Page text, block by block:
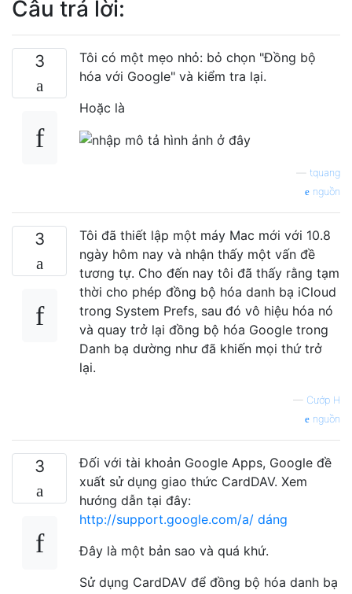
Câu trả lời:
3
Tôi có một mẹo nhỏ: bỏ chọn "Đồng bộ
hóa với Google" và kiểm tra lại.
Hoặc là
tquang
nguồn
3
Tôi đã thiết lập một máy Mac mới với 10.8
ngày hôm nay và nhận thấy một vấn đề
tương tự. Cho đến nay tôi đã thấy rằng tạm
thời cho phép đồng bộ hóa danh bạ iCloud
trong System Prefs, sau đó vô hiệu hóa nó
và quay trở lại đồng bộ hóa Google trong
Danh bạ dường như đã khiến mọi thứ trở
lại.
— Cướp H
nguồn
3
Đối với tài khoản Google Apps, Google đề
xuất sử dụng giao thức CardDAV. Xem
hướng dẫn tại đây:
http://support.google.com/a/ dáng
Đây là một bản sao và quá khứ.
Sử dụng CardDAV để đồng bộ hóa danh bạ